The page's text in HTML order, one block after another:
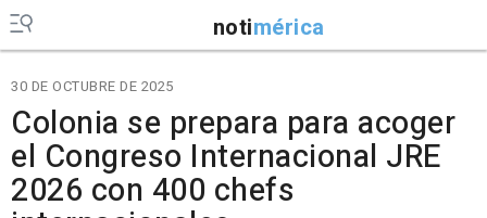
notimérica
30 DE OCTUBRE DE 2025
Colonia se prepara para acoger
el Congreso Internacional JRE
2026 con 400 chefs